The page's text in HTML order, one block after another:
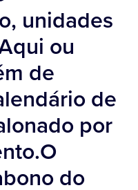
unidades
ou
de
de
por
do